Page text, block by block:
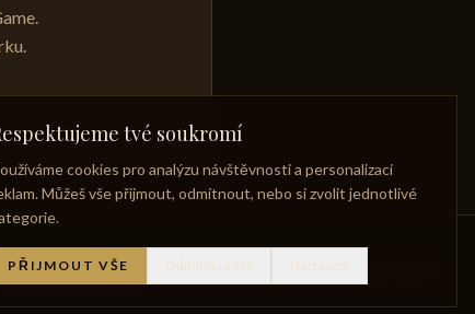
whiskyZaniklé palírny Zásady ochrany osobních údajůFacebook
tvé soukromí
cookies pro analýzu návštěvnosti a personalizaci
Můžeš vše přijmout, odmítnout, nebo si zvolit jednotlivé
PŘIJMOUT VŠE Odmítnout vše Nastavení